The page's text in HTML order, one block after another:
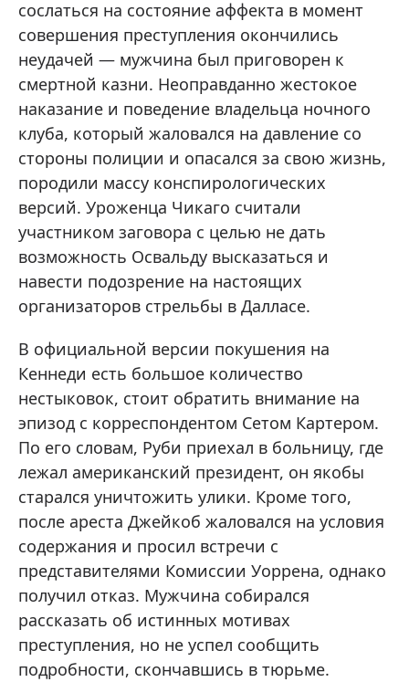
сослаться на состояние аффекта в момент
совершения преступления окончились
неудачей — мужчина был приговорен к
смертной казни. Неоправданно жестокое
наказание и поведение владельца ночного
клуба, который жаловался на давление со
стороны полиции и опасался за свою жизнь,
породили массу конспирологических
версий. Уроженца Чикаго считали
участником заговора с целью не дать
возможность Освальду высказаться и
навести подозрение на настоящих
организаторов стрельбы в Далласе.
В официальной версии покушения на
Кеннеди есть большое количество
нестыковок, стоит обратить внимание на
эпизод с корреспондентом Сетом Картером.
По его словам, Руби приехал в больницу, где
лежал американский президент, он якобы
старался уничтожить улики. Кроме того,
после ареста Джейкоб жаловался на условия
содержания и просил встречи с
представителями Комиссии Уоррена, однако
получил отказ. Мужчина собирался
рассказать об истинных мотивах
преступления, но не успел сообщить
подробности, скончавшись в тюрьме.